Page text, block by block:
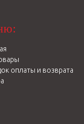
оплаты и возврата